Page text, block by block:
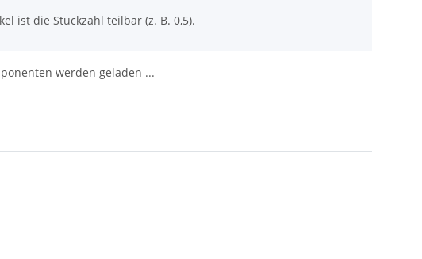
ist die Stückzahl teilbar (z. B. 0,5).
werden geladen ...